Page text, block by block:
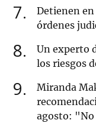
7
Detienen
órdenes
8
Un experto
los riesgos
9
Miranda
agosto: